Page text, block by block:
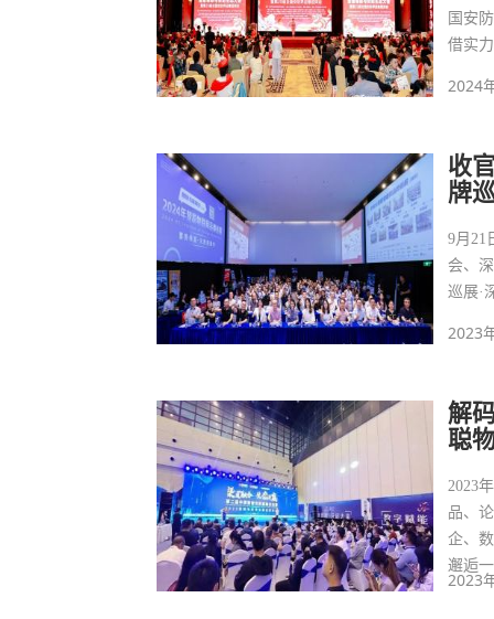
国安
借实
2024
收
牌
9月21
会、
巡展·
2023
解
聪
2023
品、
企、
邂逅
2023